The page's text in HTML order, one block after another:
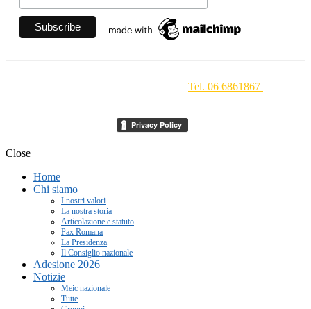
Tel. 06 6861867
Close
Home
Chi siamo
I nostri valori
La nostra storia
Articolazione e statuto
Pax Romana
La Presidenza
Il Consiglio nazionale
Adesione 2026
Notizie
Meic nazionale
Tutte